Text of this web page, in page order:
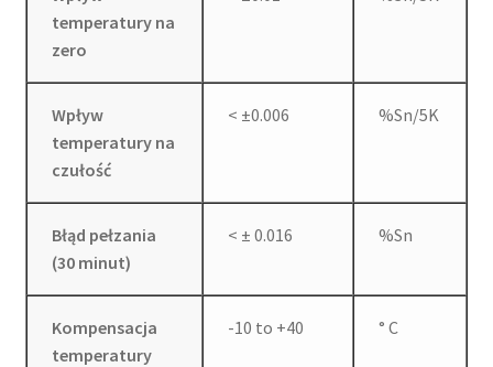
temperatury na
zero
Wpływ
temperatury na
czułość
< ±0.006 %Sn/5K
Błąd pełzania
(30 minut)
< ± 0.016 %Sn
Kompensacja
temperatury
-10 to +40 ° C